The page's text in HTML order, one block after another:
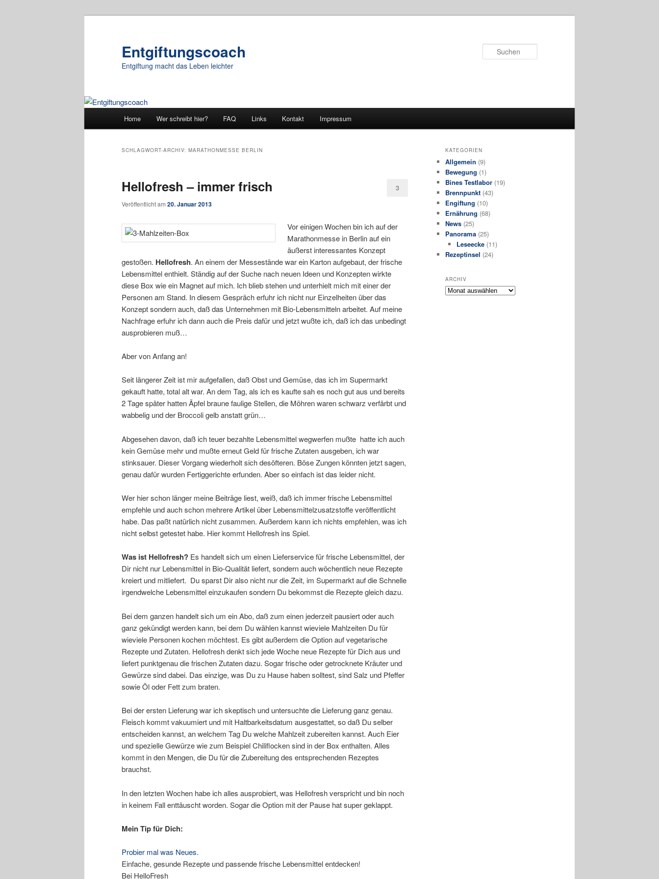
Entgiftungscoach
Entgiftung macht das Leben leichter
Home Wer schreibt hier? FAQ Links Kontakt Impressum
SCHLAGWORT-ARCHIV: MARATHONMESSE BERLIN
Hellofresh – immer frisch
Veröffentlicht am 20. Januar 2013
3
Vor einigen Wochen bin ich auf der
Marathonmesse in Berlin auf ein
äußerst interessantes Konzept
gestoßen. Hellofresh. An einem der Messestände war ein Karton aufgebaut, der frische
Lebensmittel enthielt. Ständig auf der Suche nach neuen Ideen und Konzepten wirkte
diese Box wie ein Magnet auf mich. Ich blieb stehen und unterhielt mich mit einer der
Personen am Stand. In diesem Gespräch erfuhr ich nicht nur Einzelheiten über das
Konzept sondern auch, daß das Unternehmen mit Bio-Lebensmitteln arbeitet. Auf meine
Nachfrage erfuhr ich dann auch die Preis dafür und jetzt wußte ich, daß ich das unbedingt
ausprobieren muß…
Aber von Anfang an!
Seit längerer Zeit ist mir aufgefallen, daß Obst und Gemüse, das ich im Supermarkt
gekauft hatte, total alt war. An dem Tag, als ich es kaufte sah es noch gut aus und bereits
2 Tage später hatten Äpfel braune faulige Stellen, die Möhren waren schwarz verfärbt und
wabbelig und der Broccoli gelb anstatt grün…
Abgesehen davon, daß ich teuer bezahlte Lebensmittel wegwerfen mußte hatte ich auch
kein Gemüse mehr und mußte erneut Geld für frische Zutaten ausgeben, ich war
stinksauer. Dieser Vorgang wiederholt sich desöfteren. Böse Zungen könnten jetzt sagen,
genau dafür wurden Fertiggerichte erfunden. Aber so einfach ist das leider nicht.
Wer hier schon länger meine Beiträge liest, weiß, daß ich immer frische Lebensmittel
empfehle und auch schon mehrere Artikel über Lebensmittelzusatzstoffe veröffentlicht
habe. Das paßt natürlich nicht zusammen. Außerdem kann ich nichts empfehlen, was ich
nicht selbst getestet habe. Hier kommt Hellofresh ins Spiel.
Was ist Hellofresh? Es handelt sich um einen Lieferservice für frische Lebensmittel, der
Dir nicht nur Lebensmittel in Bio-Qualität liefert, sondern auch wöchentlich neue Rezepte
kreiert und mitliefert. Du sparst Dir also nicht nur die Zeit, im Supermarkt auf die Schnelle
irgendwelche Lebensmittel einzukaufen sondern Du bekommst die Rezepte gleich dazu.
Bei dem ganzen handelt sich um ein Abo, daß zum einen jederzeit pausiert oder auch
ganz gekündigt werden kann, bei dem Du wählen kannst wieviele Mahlzeiten Du für
wieviele Personen kochen möchtest. Es gibt außerdem die Option auf vegetarische
Rezepte und Zutaten. Hellofresh denkt sich jede Woche neue Rezepte für Dich aus und
liefert punktgenau die frischen Zutaten dazu. Sogar frische oder getrocknete Kräuter und
Gewürze sind dabei. Das einzige, was Du zu Hause haben solltest, sind Salz und Pfeffer
sowie Öl oder Fett zum braten.
Bei der ersten Lieferung war ich skeptisch und untersuchte die Lieferung ganz genau.
Fleisch kommt vakuumiert und mit Haltbarkeitsdatum ausgestattet, so daß Du selber
entscheiden kannst, an welchem Tag Du welche Mahlzeit zubereiten kannst. Auch Eier
und spezielle Gewürze wie zum Beispiel Chiliflocken sind in der Box enthalten. Alles
kommt in den Mengen, die Du für die Zubereitung des entsprechenden Rezeptes
brauchst.
In den letzten Wochen habe ich alles ausprobiert, was Hellofresh verspricht und bin noch
in keinem Fall enttäuscht worden. Sogar die Option mit der Pause hat super geklappt.
Mein Tip für Dich:
Probier mal was Neues.
Einfache, gesunde Rezepte und passende frische Lebensmittel entdecken!
Bei HelloFresh
KATEGORIEN
Allgemein (9)
Bewegung (1)
Bines Testlabor (19)
Brennpunkt (43)
Engiftung (10)
Ernährung (68)
News (25)
Panorama (25)
Leseecke(11)
Rezeptinsel (24)
ARCHIV
Archiv